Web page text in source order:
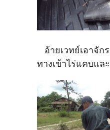
อ้ายเวทย์เอาจัก
ทางเข้าไร่แคบแล